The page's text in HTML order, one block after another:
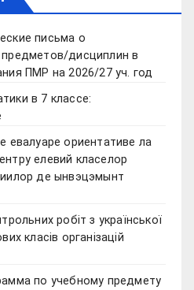
письма о
дисциплин в
ПМР на 2026/27 уч. год
в 7 классе:
евалуаре ориентативе ла
елевий класелор
де ынвэцэмынт
робіт з української
класів організацій
по учебному предмету